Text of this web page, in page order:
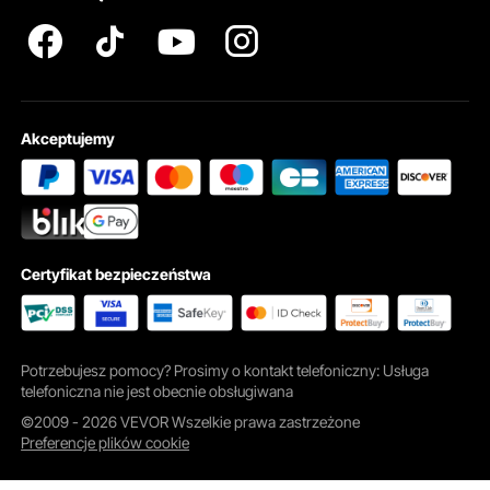
Akceptujemy
Certyfikat bezpieczeństwa
Potrzebujesz pomocy? Prosimy o kontakt telefoniczny: Usługa
telefoniczna nie jest obecnie obsługiwana
©2009 - 2026 VEVOR Wszelkie prawa zastrzeżone
Preferencje plików cookie